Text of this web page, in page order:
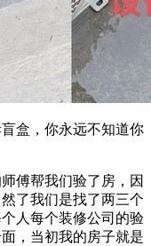
盒，你永远不知道你
傅帮我们验了房，因
了我们是找了两三个
人每个装修公司的验
，当初我的房子就是